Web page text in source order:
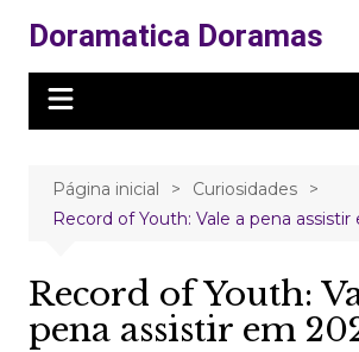
para
conteúdo
Doramatica Doramas
Página inicial
Curiosidades
Record of Youth: Vale a pena assistir
Record of Youth:
pena assistir em